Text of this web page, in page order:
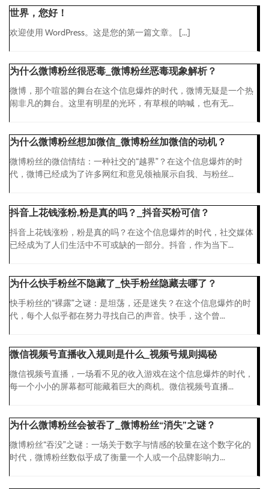
世界，您好！
欢迎使用 WordPress。这是您的第一篇文章。 […]
为什么微博粉丝很恶毒_微博粉丝恶毒现象解析？
微博，那个喧嚣的舞台在这个信息爆炸的时代，微博无疑是一个热
闹非凡的舞台。这里有明星的光环，有草根的呐喊，也有无...
为什么微博粉丝想加微信_微博粉丝加微信的动机？
微博粉丝的微信情结：一种社交的“越界”？在这个信息爆炸的时
代，微博已经成为了许多网红和意见领袖展示自我、与粉丝...
抖音上花钱涨粉,粉是真的吗？_抖音买粉可信？
抖音上花钱涨粉，粉是真的吗？在这个信息爆炸的时代，社交媒体
已经成为了人们生活中不可或缺的一部分。抖音，作为当下...
为什么快手粉丝不隐藏了_快手粉丝隐藏去哪了？
快手粉丝的“裸露”之谜：是坦荡，还是迷失？在这个信息爆炸的时
代，每个人似乎都在努力寻找自己的声音。快手，这个曾...
微信视频号直播收入规则是什么_视频号规则揭秘
微信视频号直播，一场看不见的收入游戏在这个信息爆炸的时代，
每一个小小的屏幕都可能藏着巨大的商机。微信视频号直播...
为什么微博粉丝会被吞了_微博粉丝“消失”之谜？
微博粉丝“吞没”之谜：一场关于数字与情感的较量在这个数字化的
时代，微博粉丝数似乎成了衡量一个人或一个品牌影响力...